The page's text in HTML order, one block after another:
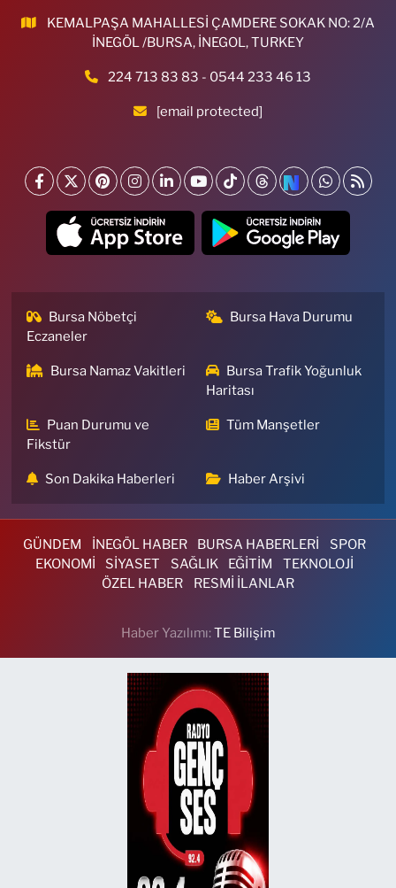
KEMALPAŞA MAHALLESİ ÇAMDERE SOKAK NO: 2/A
İNEGÖL /BURSA, İNEGOL, TURKEY
224 713 83 83 - 0544 233 46 13
[email protected]
Bursa Nöbetçi
Eczaneler
Bursa Hava Durumu
Bursa Namaz Vakitleri
Bursa Trafik Yoğunluk
Haritası
Puan Durumu ve
Fikstür
Tüm Manşetler
Son Dakika Haberleri Haber Arşivi
GÜNDEM İNEGÖL HABER BURSA HABERLERİ
SPOR
EKONOMİ
SİYASET SAĞLIK EĞİTİM
TEKNOLOJİ
ÖZEL HABER
RESMİ İLANLAR
Haber Yazılımı:TE Bilişim